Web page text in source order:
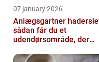
07 january 2026
Anlægsgartner
sådan får du et
udendørsområde, der